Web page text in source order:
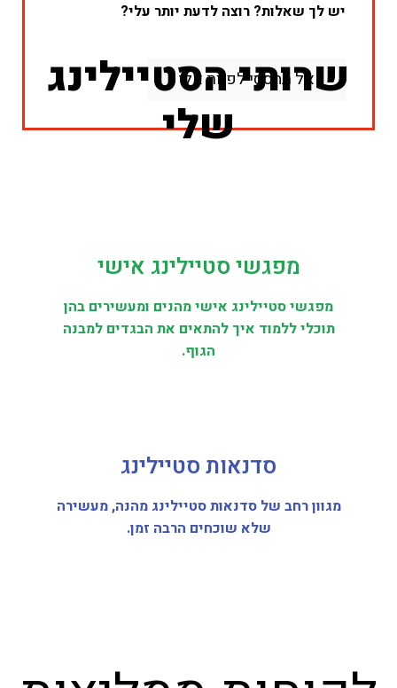
יש לך שאלות? רוצה לדעת יותר עלי?
אל תהססי לפנות אלי
שרותי הסטיילינג
שלי
מפגשי סטיילינג אישי
מפגשי סטיילינג אישי מהנים ומעשירים בהן
תוכלי ללמוד איך להתאים את הבגדים למבנה
הגוף.
סדנאות סטיילינג
מגוון רחב של סדנאות סטיילינג מהנה, מעשירה
שלא שוכחים הרבה זמן.